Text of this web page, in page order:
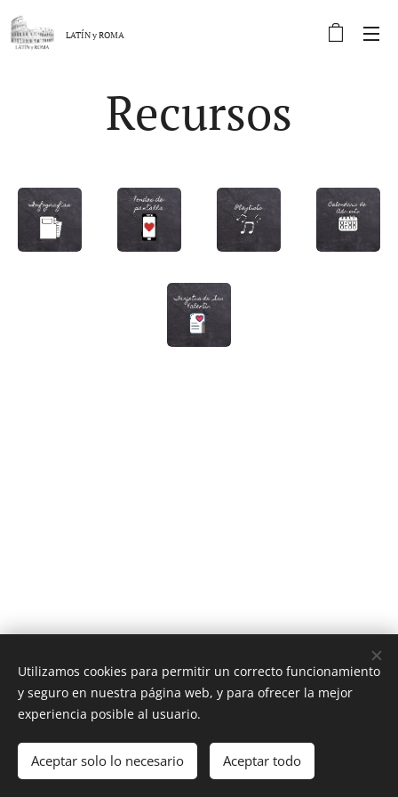
LATÍN yROMA
Recursos
Latín y Roma © Todos los derechos reservados 2025
Aviso legal y condiciones de uso
Cookies
Utilizamos cookies para permitir un correcto funcionamiento
y seguro en nuestra página web, y para ofrecer la mejor
experiencia posible al usuario.
Aceptar solo lo necesario Aceptar todo